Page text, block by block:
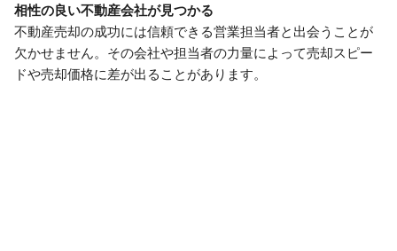
相性の良い不動産会社が見つかる
不動産売却の成功には信頼できる営業担当者と出会うことが
欠かせません。その会社や担当者の力量によって売却スピー
ドや売却価格に差が出ることがあります。